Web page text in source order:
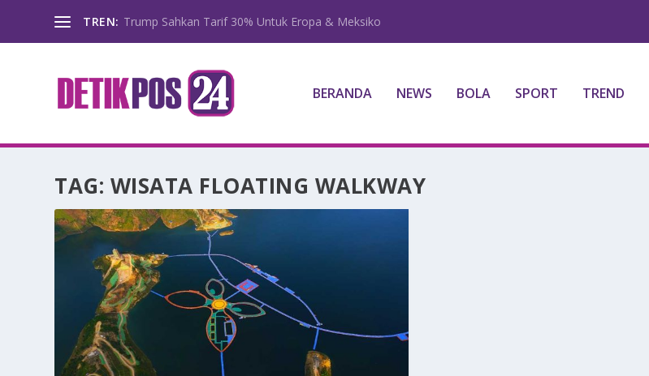
TREN: Trump Sahkan Tarif 30% Untuk Eropa & Meksiko
BERANDA NEWS BOLA SPORT TREND
TAG: WISATA FLOATING WALKWAY